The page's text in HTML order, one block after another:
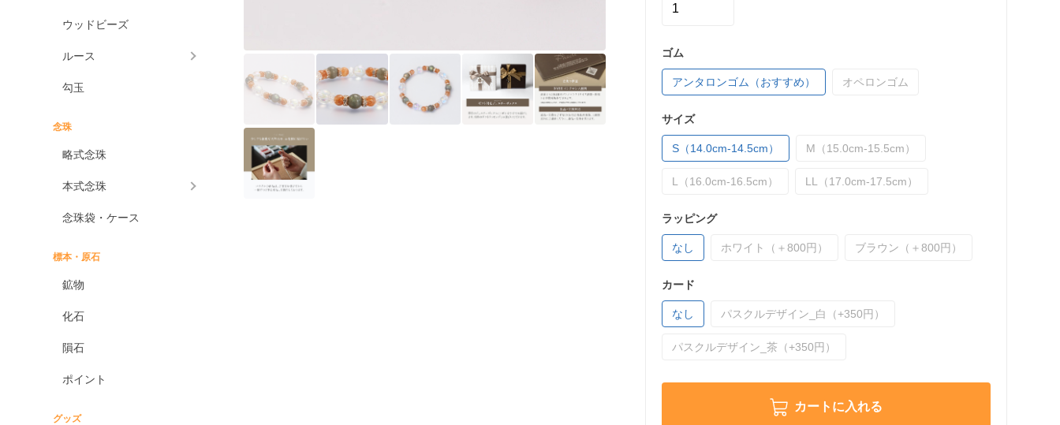
ウッドビーズ
ルース
勾玉
念珠
略式念珠
本式念珠
念珠袋・ケース
標本・原石
鉱物
化石
隕石
ポイント
グッズ
ゴム
アンタロンゴム（おすすめ） オペロンゴム
サイズ
S（14.0cm-14.5cm） M（15.0cm-15.5cm）
L（16.0cm-16.5cm） LL（17.0cm-17.5cm）
ラッピング
なし ホワイト（＋800円） ブラウン（＋800円）
カード
なし パスクルデザイン_白（+350円）
パスクルデザイン_茶（+350円）
カートに入れる